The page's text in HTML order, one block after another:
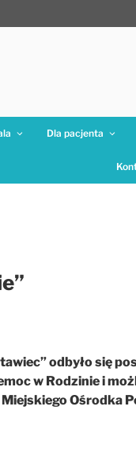
Dla pacjenta
odbyło się
w Rodzinie i
Ośrodka